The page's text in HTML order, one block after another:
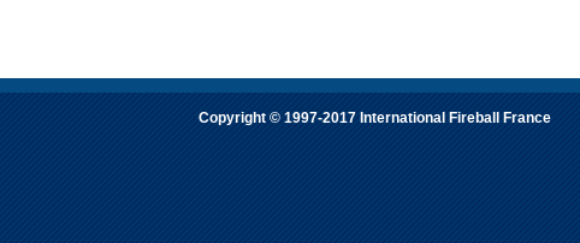
Copyright © 1997-2017 International Fireball France